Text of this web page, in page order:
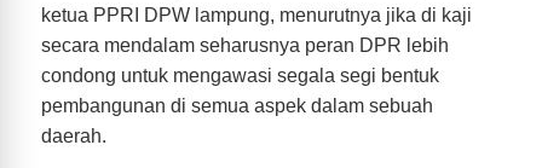
ketua PPRI DPW lampung, menurutnya jika di kaji
secara mendalam seharusnya peran DPR lebih
condong untuk mengawasi segala segi bentuk
pembangunan di semua aspek dalam sebuah
daerah.